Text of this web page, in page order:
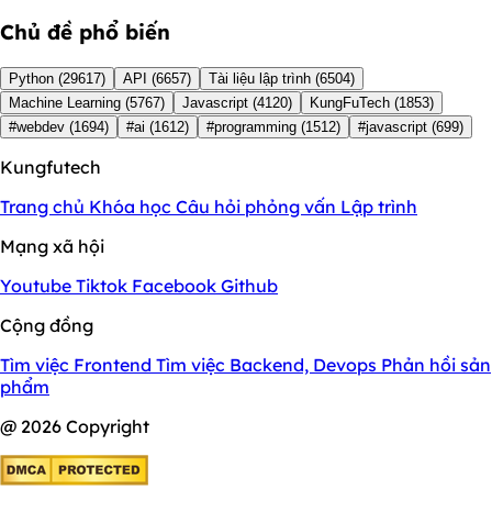
Chủ đề phổ biến
Python (29617) API (6657) Tài liệu lập trình (6504)
Machine Learning (5767) Javascript (4120) KungFuTech (1853)
#webdev (1694) #ai (1612) #programming (1512) #javascript (699)
Kungfutech
Trang chủ Khóa học Câu hỏi phỏng vấn Lập trình
Mạng xã hội
Youtube Tiktok Facebook Github
Cộng đồng
Tìm việc Frontend Tìm việc Backend, Devops Phản hồi sản
phẩm
@ 2026 Copyright